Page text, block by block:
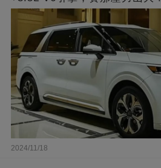
2024/11/18